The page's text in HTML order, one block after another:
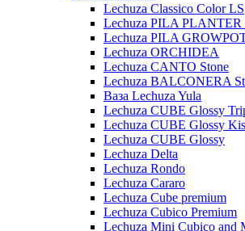
Lechuza Classico Color LS
Lechuza PILA PLANTER
Lechuza PILA
Lechuza ORCHIDEA
Lechuza CANTO Stone
Lechuza BALCONERA
Ваза Lechuza Yula
Lechuza CUBE Glossy
Lechuza CUBE Glossy
Lechuza CUBE Glossy
Lechuza Delta
Lechuza Rondo
Lechuza Cararo
Lechuza Cube premium
Lechuza Cubico Premium
Lechuza Mini Cubico and